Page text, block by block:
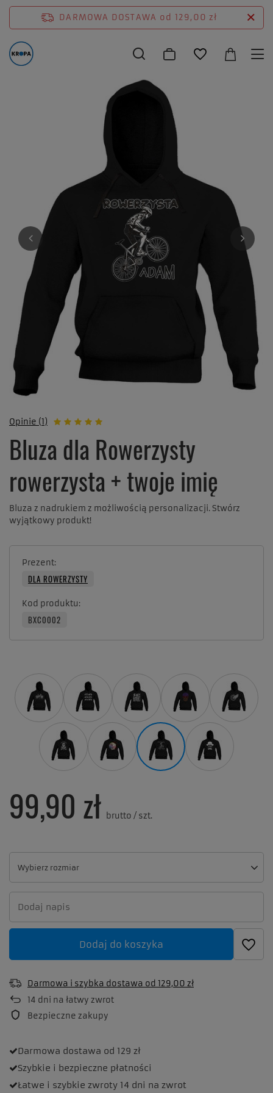
DARMOWA DOSTAWA od 129,00 zł
Opinie (1)
Bluza dla Rowerzysty
rowerzysta + twoje imię
Bluza z nadrukiem z możliwością personalizacji. Stwórz
wyjątkowy produkt!
Prezent
DLA ROWERZYSTY
Kod produktu
BXC0002
Wybierz rozmiar
Wybierz rozmiar
99,90 zł brutto / szt.
Dodaj do koszyka
Darmowa i szybka dostawa od 129,00 zł
14 dni na łatwy zwrot
Bezpieczne zakupy
Darmowa dostawa od 129 zł
Szybkie i bezpieczne płatności
Łatwe i szybkie zwroty 14 dni na zwrot